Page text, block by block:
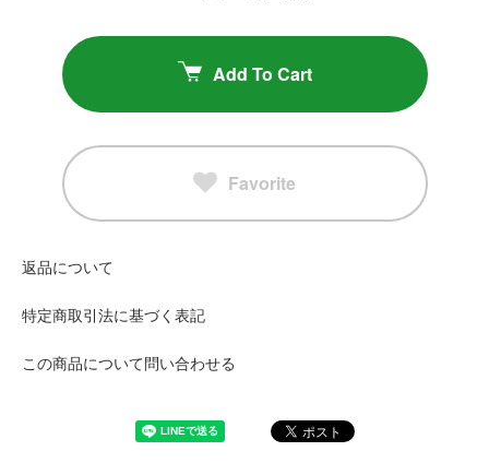
Add To Cart
Favorite
返品について
特定商取引法に基づく表記
この商品について問い合わせる